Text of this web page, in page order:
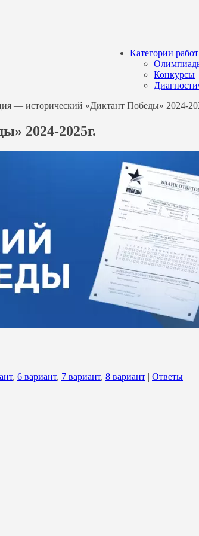
Категории работ
Конкурсы
— исторический «Диктант Победы» 2024-
2024-2025г.
, 6 вариант, 7 вариант, 8 вариант | Ответы